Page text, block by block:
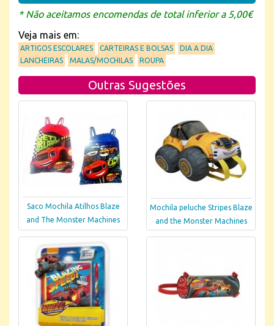
* Não aceitamos encomendas de total inferior a 5,00€
Veja mais em:
ARTIGOS ESCOLARES CARTEIRAS E BOLSAS
DIA A DIA
LANCHEIRAS
MALAS/MOCHILAS ROUPA
Outras Sugestões
Saco Mochila Atilhos Blaze
and The Monster Machines
Mochila peluche Stripes Blaze
and the Monster Machines